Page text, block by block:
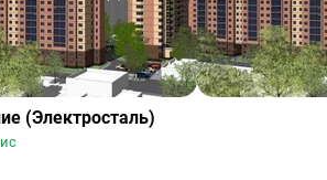
(Электросталь)